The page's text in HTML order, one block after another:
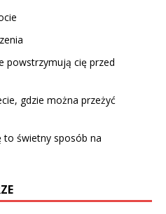
powstrzymują cię przed
gdzie można przeżyć
to świetny sposób na